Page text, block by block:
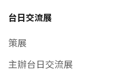
台日交流展
策展
主辦台日交流展